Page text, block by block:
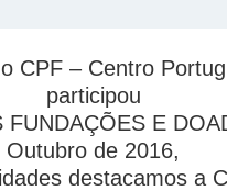
CPF – Centro
participou
FUNDAÇÕES E
Outubro de 2016,
destacamos a